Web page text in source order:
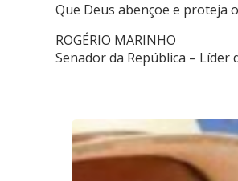
Que Deus abençoe e proteja
ROGÉRIO MARINHO
Senador da República – Líder